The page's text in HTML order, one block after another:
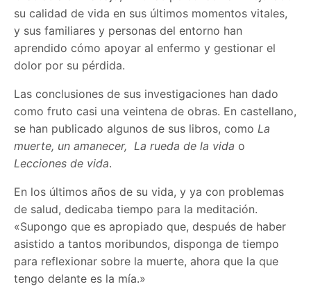
su calidad de vida en sus últimos momentos vitales,
y sus familiares y personas del entorno han
aprendido cómo apoyar al enfermo y gestionar el
dolor por su pérdida.
Las conclusiones de sus investigaciones han dado
como fruto casi una veintena de obras. En castellano,
se han publicado algunos de sus libros, como La
muerte, un amanecer, La rueda de la vida o
Lecciones de vida.
En los últimos años de su vida, y ya con problemas
de salud, dedicaba tiempo para la meditación.
«Supongo que es apropiado que, después de haber
asistido a tantos moribundos, disponga de tiempo
para reflexionar sobre la muerte, ahora que la que
tengo delante es la mía.»